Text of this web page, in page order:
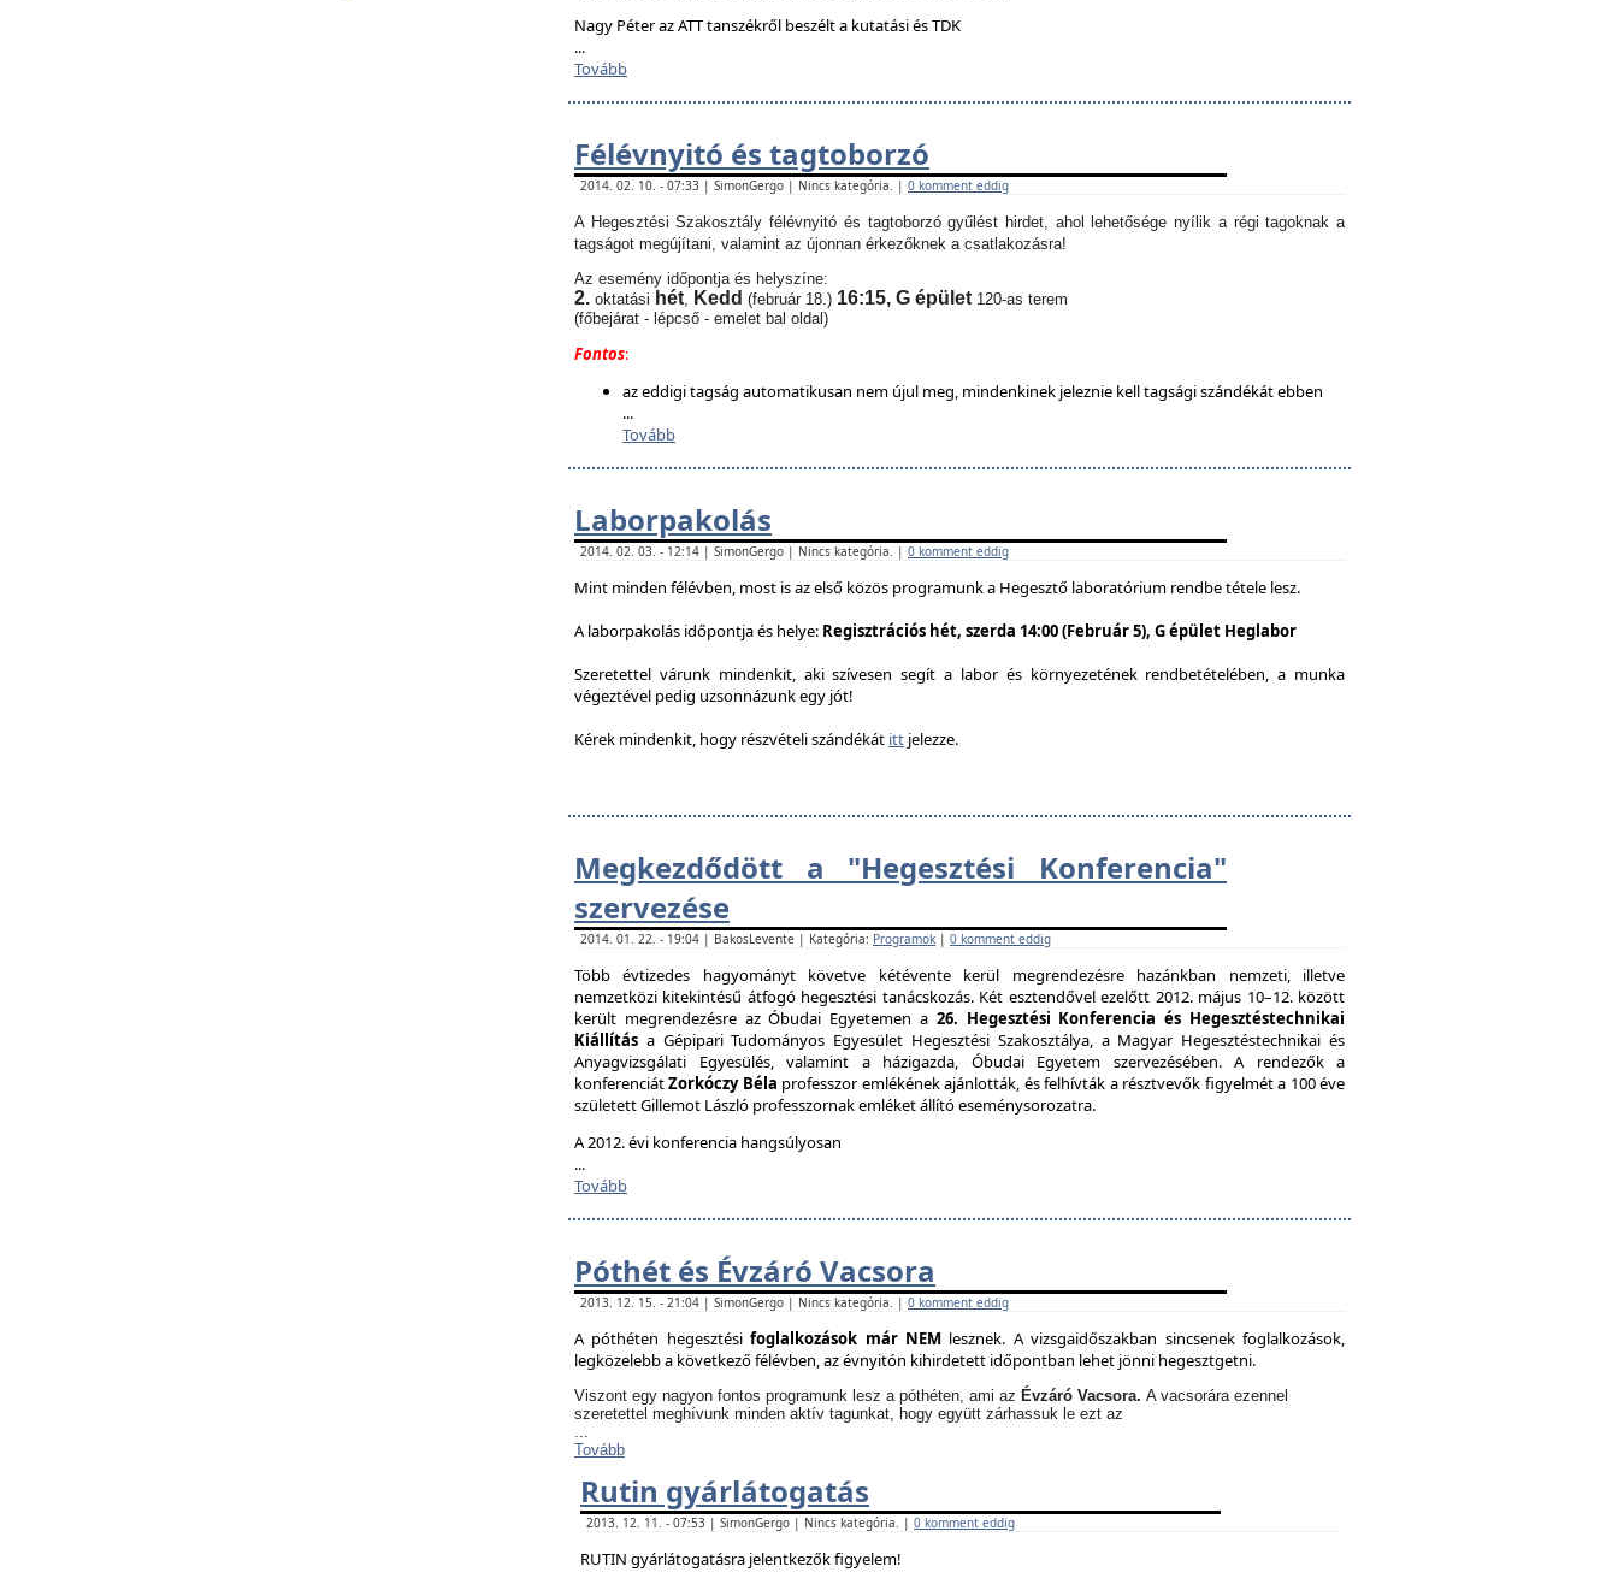
Nagy Péter az ATT tanszékről beszélt a kutatási és TDK
...
Tovább
Félévnyitó és tagtoborzó
2014. 02. 10. - 07:33 | SimonGergo | Nincs kategória. | 0 komment eddig
A Hegesztési Szakosztály félévnyitó és tagtoborzó gyűlést hirdet, ahol lehetősége nyílik a régi tagoknak a
tagságot megújítani, valamint az újonnan érkezőknek a csatlakozásra!
Az esemény időpontja és helyszíne:
2. oktatási hét, Kedd (február 18.) 16:15, G épület120-as terem
(főbejárat - lépcső - emelet bal oldal)
Fontos:
az eddigi tagság automatikusan nem újul meg, mindenkinek jeleznie kell tagsági szándékát ebben
...
Tovább
Laborpakolás
2014. 02. 03. - 12:14 | SimonGergo | Nincs kategória. | 0 komment eddig
Mint minden félévben, most is az első közös programunk a Hegesztő laboratórium rendbe tétele lesz.
A laborpakolás időpontja és helye: Regisztrációs hét, szerda 14:00 (Február 5), G épület Heglabor
Szeretettel várunk mindenkit, aki szívesen segít a labor és környezetének rendbetételében, a munka
végeztével pedig uzsonnázunk egy jót!
Kérek mindenkit, hogy részvételi szándékát itt jelezze.
Megkezdődött a "Hegesztési Konferencia"
szervezése
2014. 01. 22. - 19:04 | BakosLevente | Kategória: Programok | 0 komment eddig
Több évtizedes hagyományt követve kétévente kerül megrendezésre hazánkban nemzeti, illetve
nemzetközi kitekintésű átfogó hegesztési tanácskozás. Két esztendővel ezelőtt 2012. május 10–12. között
került megrendezésre az Óbudai Egyetemen a 26. Hegesztési Konferencia és Hegesztéstechnikai
Kiállítás a Gépipari Tudományos Egyesület Hegesztési Szakosztálya, a Magyar Hegesztéstechnikai és
Anyagvizsgálati Egyesülés, valamint a házigazda, Óbudai Egyetem szervezésében. A rendezők a
konferenciátZorkóczy Béla professzor emlékének ajánlották, és felhívták a résztvevők figyelmét a 100 éve
született Gillemot László professzornak emléket állító eseménysorozatra.
A 2012. évi konferencia hangsúlyosan
...
Tovább
Póthét és Évzáró Vacsora
2013. 12. 15. - 21:04 | SimonGergo | Nincs kategória. | 0 komment eddig
A póthéten hegesztésifoglalkozások már NEM lesznek. A vizsgaidőszakban sincsenek foglalkozások,
legközelebb a következő félévben, az évnyitón kihirdetett időpontban lehet jönni hegesztgetni.
Viszont egy nagyon fontos programunk lesz a póthéten, ami az Évzáró Vacsora. A vacsorára ezennel
szeretettel meghívunk minden aktív tagunkat, hogy együtt zárhassuk le ezt az
...
Tovább
Rutin gyárlátogatás
2013. 12. 11. - 07:53 | SimonGergo | Nincs kategória. | 0 komment eddig
RUTIN gyárlátogatásra jelentkezők figyelem!